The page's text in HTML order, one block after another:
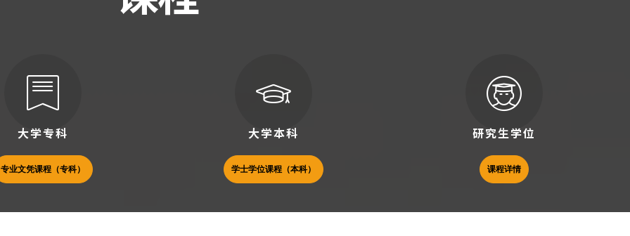
大学专科
专业文凭课程（专科）
大学本科
学士学位课程（本科）
研究生学位
课程详情